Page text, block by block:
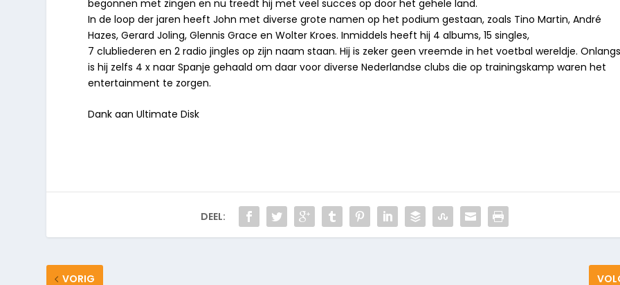
begonnen met zingen en nu treedt hij met veel succes op door het gehele land.
In de loop der jaren heeft John met diverse grote namen op het podium gestaan, zoals Tino Martin, André
Hazes, Gerard Joling, Glennis Grace en Wolter Kroes. Inmiddels heeft hij 4 albums, 15 singles,
7 clubliederen en 2 radio jingles op zijn naam staan. Hij is zeker geen vreemde in het voetbal wereldje.
is hij zelfs 4 x naar Spanje gehaald om daar voor diverse Nederlandse clubs die op trainingskamp waren het
entertainment te zorgen.
Dank aan Ultimate Disk
DEEL:
VORIG